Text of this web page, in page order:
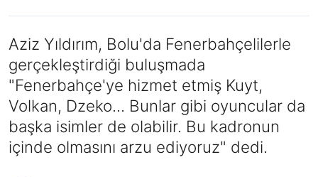
Aziz Yıldırım, Bolu'da Fenerbahçelilerle
gerçekleştirdiği buluşmada
"Fenerbahçe'ye hizmet etmiş Kuyt,
Volkan, Dzeko... Bunlar gibi oyuncular da
başka isimler de olabilir. Bu kadronun
içinde olmasını arzu ediyoruz" dedi.